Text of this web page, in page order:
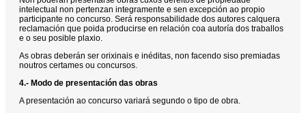
intelectual non pertenzan integramente e sen excepción ao propio
participante no concurso. Será responsabilidade dos autores calquera
reclamación que poida producirse en relación coa autoría dos traballos
e o seu posible plaxio.
As obras deberán ser orixinais e inéditas, non facendo siso premiadas
noutros certames ou concursos.
4.- Modo de presentación das obras
A presentación ao concurso variará segundo o tipo de obra.